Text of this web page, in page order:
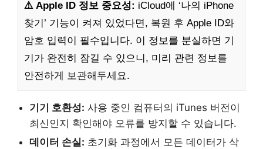
⚠️ Apple ID 정보 중요성: iCloud에 ‘나의 iPhone
찾기’ 기능이 켜져 있었다면, 복원 후 Apple ID와
암호 입력이 필수입니다. 이 정보를 분실하면 기
기가 완전히 잠길 수 있으니, 미리 관련 정보를
안전하게 보관해두세요.
기기 호환성: 사용 중인 컴퓨터의 iTunes 버전이
최신인지 확인해야 오류를 방지할 수 있습니다.
데이터 손실: 초기화 과정에서 모든 데이터가 삭